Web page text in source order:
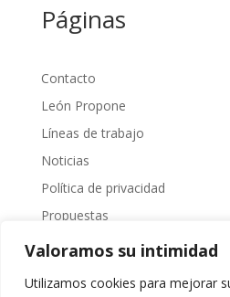
Valoramos su intimidad
Utilizamos cookies para mejorar
Páginas
Contacto
León Propone
Líneas de trabajo
Noticias
Política de privacidad
Propuestas
Sobre Nosotros